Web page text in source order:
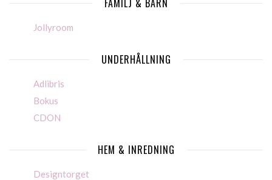
Jollyroom
UNDERHÅLLNING
Adlibris
Bokus
CDON
HEM & INREDNING
Designtorget